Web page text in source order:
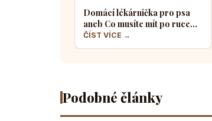
Domácí lékárnička pro psa
aneb Co musíte mít po ruce
pro případ nouze
ČÍST VÍCE →
Podobné články